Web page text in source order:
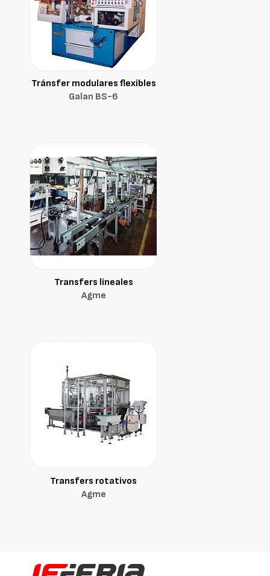
Tránsfer modulares flexibles
Galan BS-6
Transfers lineales
Agme
Transfers rotativos
Agme